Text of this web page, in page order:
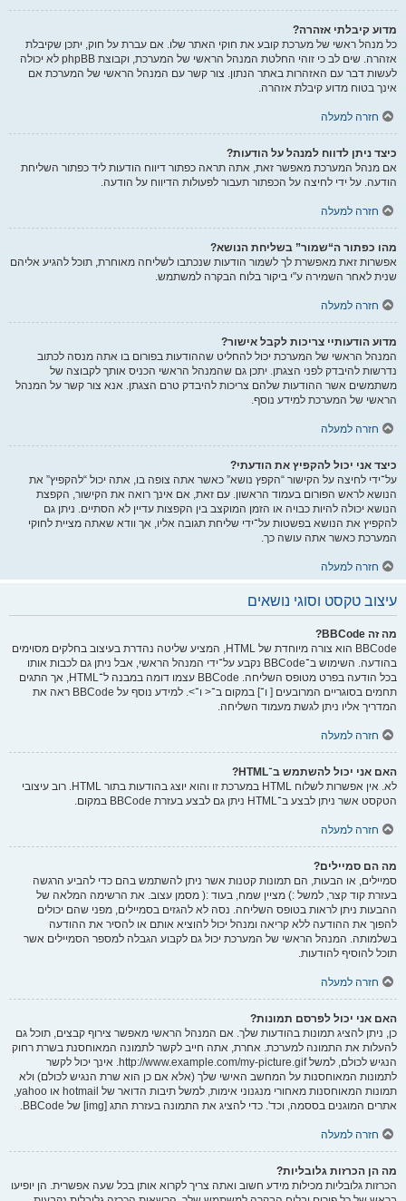
מדוע קיבלתי אזהרה?
כל מנהל ראשי של מערכת קובע את חוקי האתר שלו. אם עברת על חוק, יתכן שקיבלת
אזהרה. שים לב כי זוהי החלטת המנהל הראשי של המערכת, וקבוצת phpBB לא יכולה
לעשות דבר עם האזהרות באתר הנתון. צור קשר עם המנהל הראשי של המערכת אם
אינך בטוח מדוע קיבלת אזהרה.
חזרה למעלה
כיצד ניתן לדווח למנהל על הודעות?
אם מנהל המערכת מאפשר זאת, אתה תראה כפתור דיווח הודעות ליד כפתור השליחת
הודעה. על ידי לחיצה על הכפתור תעבור לפעולות הדיווח על הודעה.
חזרה למעלה
מהו כפתור ה“שמור” בשליחת הנושא?
אפשרות זאת מאפשרת לך לשמור הודעות שנכתבו לשליחה מאוחרת, תוכל להגיע אליהם
שנית לאחר השמירה ע"י ביקור בלוח הבקרה למשתמש.
חזרה למעלה
מדוע הודעותיי צריכות לקבל אישור?
המנהל הראשי של המערכת יכול להחליט שההודעות בפורום בו אתה מנסה לכתוב
נדרשות להיבדק לפני הצגתן. יתכן גם שהמנהל הראשי הכניס אותך לקבוצה של
משתמשים אשר ההודעות שלהם צריכות להיבדק טרם הצגתן. אנא צור קשר על המנהל
הראשי של המערכת למידע נוסף.
חזרה למעלה
כיצד אני יכול להקפיץ את הודעתי?
על־ידי לחיצה על הקישור “הקפץ נושא” כאשר אתה צופה בו, אתה יכול “להקפיץ” את
הנושא לראש הפורום בעמוד הראשון. עם זאת, אם אינך רואה את הקישור, הקפצת
הנושא יכולה להיות כבויה או הזמן המוקצב בין הקפצות עדיין לא הסתיים. ניתן גם
להקפיץ את הנושא בפשטות על־ידי שליחת תגובה אליו, אך וודא שאתה מציית לחוקי
המערכת כאשר אתה עושה כך.
חזרה למעלה
עיצוב טקסט וסוגי נושאים
מה זה BBCode?
BBCode הוא צורה מיוחדת של HTML, המציע שליטה נהדרת בעיצוב בחלקים מסוימים
בהודעה. השימוש ב־BBCode נקבע על־ידי המנהל הראשי, אבל ניתן גם לכבות אותו
בכל הודעה בפרט מטופס השליחה. BBCode עצמו דומה במבנה ל־HTML, אך התגים
תחמים בסוגריים המרובעים [ ו־] במקום ב־< ו־>. למידע נוסף על BBCode ראה את
המדריך אליו ניתן לגשת מעמוד השליחה.
חזרה למעלה
האם אני יכול להשתמש ב־HTML?
לא. אין אפשרות לשלוח HTML במערכת זו והוא יוצג בהודעות בתור HTML. רוב עיצובי
הטקסט אשר ניתן לבצע ב־HTML ניתן גם לבצע בעזרת BBCode במקום.
חזרה למעלה
מה הם סמיילים?
סמיילים, או הבעות, הם תמונות קטנות אשר ניתן להשתמש בהם כדי להביע הרגשה
בעזרת קוד קצר, למשל :) מציין שמח, בעוד :( מסמן עצוב. את הרשימה המלאה של
ההבעות ניתן לראות בטופס השליחה. נסה לא להגזים בסמיילים, מפני שהם יכולים
להפוך את ההודעה ללא קריאה ומנהל יכול להוציא אותם או להסיר את ההודעה
בשלמותה. המנהל הראשי של המערכת יכול גם לקבוע הגבלה למספר הסמיילים אשר
תוכל להוסיף להודעות.
חזרה למעלה
האם אני יכול לפרסם תמונות?
כן, ניתן להציג תמונות בהודעות שלך. אם המנהל הראשי מאפשר צירוף קבצים, תוכל גם
להעלות את התמונה למערכת. אחרת, אתה חייב לקשר לתמונה המאוחסנת בשרת רחוק
הנגיש לכולם, למשל http://www.example.com/my-picture.gif. אינך יכול לקשר
לתמונות המאוחסנות על המחשב האישי שלך (אלא אם כן הוא שרת הנגיש לכולם) ולא
תמונות המאוחסנות מאחורי מנגנוני אימות, למשל תיבות הדואר של hotmail או yahoo,
אתרים המוגנים בססמה, וכד'. כדי להציג את התמונה בעזרת התג [img] של BBCode.
חזרה למעלה
מה הן הכרזות גלובליות?
הכרזות גלובליות מכילות מידע חשוב ואתה צריך לקרוא אותן בכל שעה אפשרית. הן יופיעו